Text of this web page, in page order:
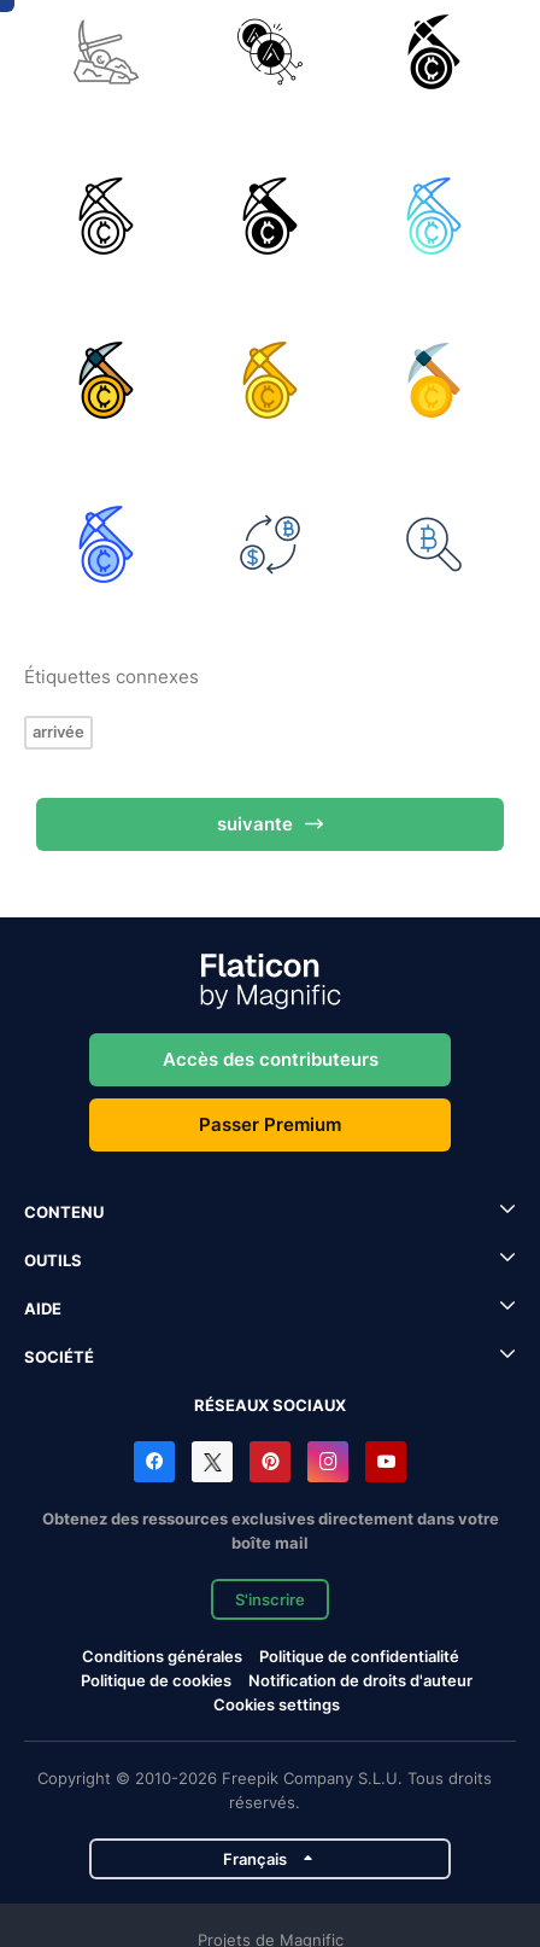
Étiquettes connexes
arrivée
suivante
Accès des contributeurs
Passer Premium
CONTENU
OUTILS
AIDE
SOCIÉTÉ
RÉSEAUX SOCIAUX
Obtenez des ressources exclusives directement dans votre
boîte mail
S'inscrire
Conditions générales
Politique de confidentialité
Politique de cookies
Notification de droits d'auteur
Cookies settings
Copyright © 2010-2026 Freepik Company S.L.U. Tous droits
réservés.
Français
Projets de Magnific